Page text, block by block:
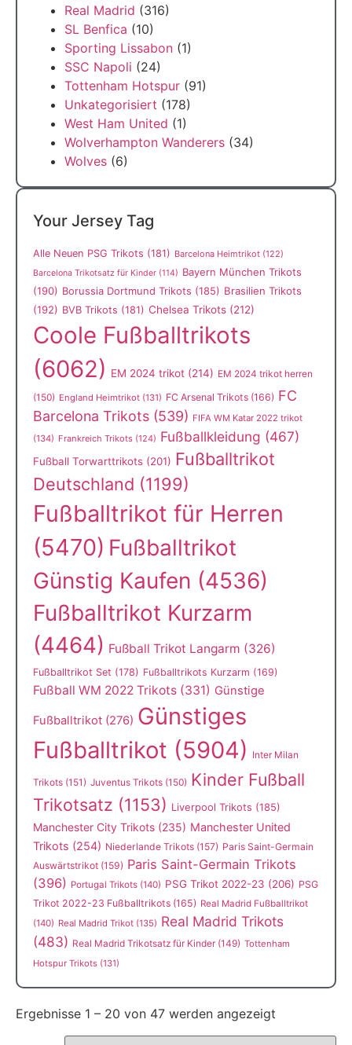
Real Madrid (316)
SL Benfica (10)
Sporting Lissabon (1)
SSC Napoli (24)
Tottenham Hotspur (91)
Unkategorisiert (178)
West Ham United (1)
Wolverhampton Wanderers (34)
Wolves (6)
Your Jersey Tag
Alle Neuen PSG Trikots (181) Barcelona Heimtrikot (122)
Barcelona Trikotsatz für Kinder (114) Bayern München Trikots
(190) Borussia Dortmund Trikots (185) Brasilien Trikots
(192) BVB Trikots (181) Chelsea Trikots (212)
Coole Fußballtrikots
(6062) EM 2024 trikot (214) EM 2024 trikot herren
(150) England Heimtrikot (131) FC Arsenal Trikots (166) FC
Barcelona Trikots (539) FIFA WM Katar 2022 trikot
(134) Frankreich Trikots (124) Fußballkleidung (467)
Fußball Torwarttrikots (201) Fußballtrikot
Deutschland (1199)
Fußballtrikot für Herren
(5470) Fußballtrikot
Günstig Kaufen (4536)
Fußballtrikot Kurzarm
(4464) Fußball Trikot Langarm (326)
Fußballtrikot Set (178) Fußballtrikots Kurzarm (169)
Fußball WM 2022 Trikots (331) Günstige
Fußballtrikot (276) Günstiges
Fußballtrikot (5904) Inter Milan
Trikots (151) Juventus Trikots (150) Kinder Fußball
Trikotsatz (1153) Liverpool Trikots (185)
Manchester City Trikots (235) Manchester United
Trikots (254) Niederlande Trikots (157) Paris Saint-Germain
Auswärtstrikot (159) Paris Saint-Germain Trikots
(396) Portugal Trikots (140) PSG Trikot 2022-23 (206) PSG
Trikot 2022-23 Fußballtrikots (165) Real Madrid Fußballtrikot
(140) Real Madrid Trikot (135) Real Madrid Trikots
(483) Real Madrid Trikotsatz für Kinder (149) Tottenham
Hotspur Trikots (131)
Ergebnisse 1 – 20 von 47 werden angezeigt